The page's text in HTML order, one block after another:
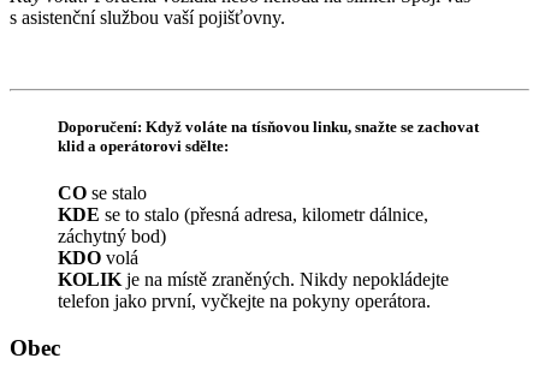
s asistenční službou vaší pojišťovny.
Doporučení: Když voláte na tísňovou linku, snažte se zachovat
klid a operátorovi sdělte:
CO se stalo
KDE se to stalo (přesná adresa, kilometr dálnice,
záchytný bod)
KDO volá
KOLIK je na místě zraněných. Nikdy nepokládejte
telefon jako první, vyčkejte na pokyny operátora.
Obec